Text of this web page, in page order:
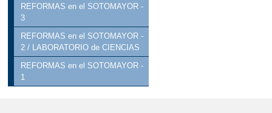
REFORMAS en el SOTOMAYOR -
3
REFORMAS en el SOTOMAYOR -
2 / LABORATORIO de CIENCIAS
REFORMAS en el SOTOMAYOR -
1